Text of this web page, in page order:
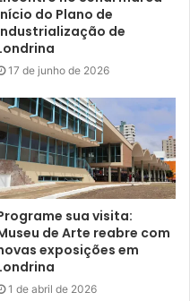
Como uma
de
Rica compromete-se
do evento
do Plano de
de
17 de junho de 2026
sua visita:
de Arte reabre com
exposições em
1 de abril de 2026